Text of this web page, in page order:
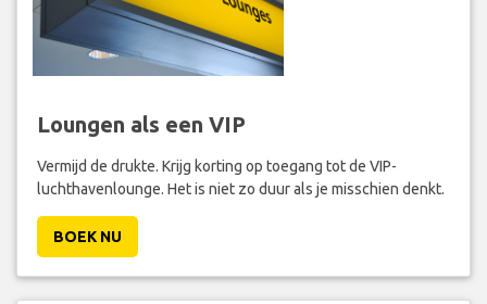
Loungen als een VIP
Vermijd de drukte. Krijg korting op toegang tot de VIP-
luchthavenlounge. Het is niet zo duur als je misschien denkt.
BOEK NU